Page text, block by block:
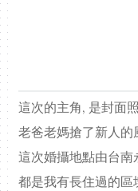
這次的主角, 是封面
老爸老媽搶了新人的
這次婚攝地點由台
都是我有長住過的區